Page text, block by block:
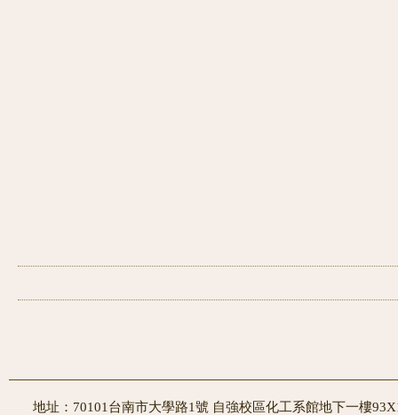
地址：70101台南市大學路1號 自強校區化工系館地下一樓